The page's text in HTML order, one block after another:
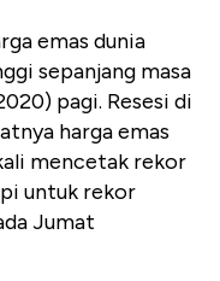
emas dunia
sepanjang masa
pagi. Resesi di
harga emas
mencetak rekor
untuk rekor
Jumat